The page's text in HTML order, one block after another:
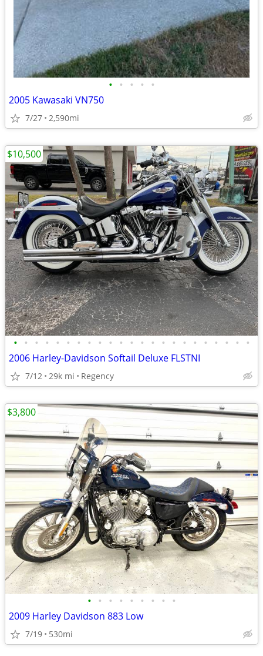
• • • • •
2005 Kawasaki VN750
7/27 2,590mi
• • • • • • • • • • • • • • • • • • • • • • •
2006 Harley-Davidson Softail Deluxe FLSTNI
7/12 29k mi Regency
$10,500
• • • • • • • • •
2009 Harley Davidson 883 Low
7/19 530mi
$3,800